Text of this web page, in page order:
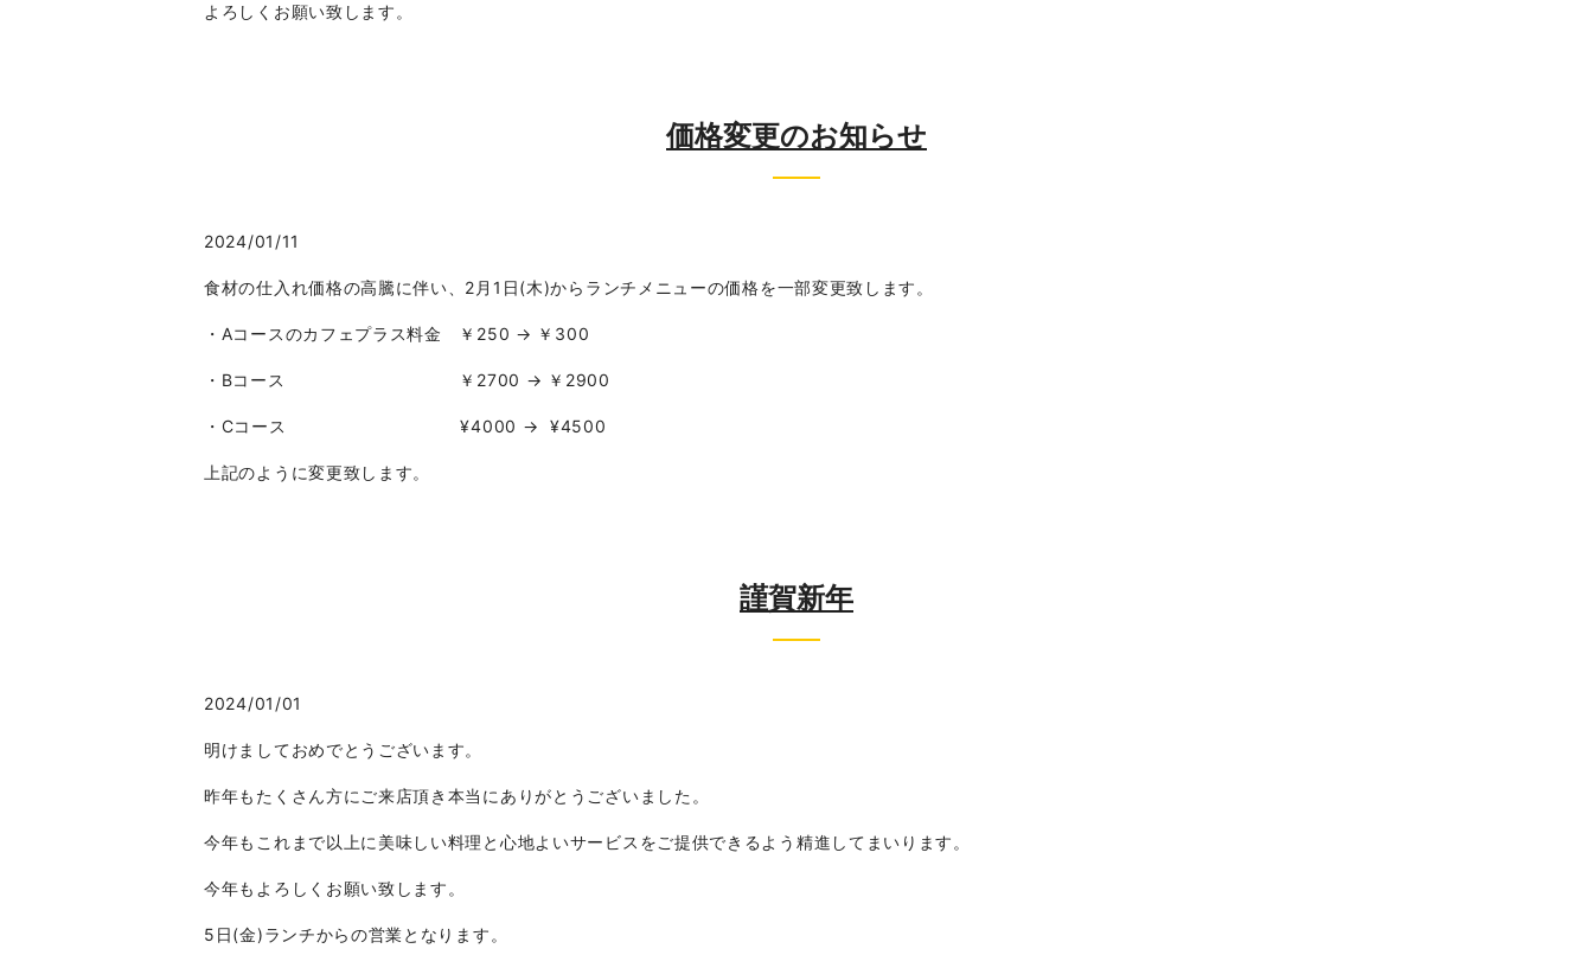
よろしくお願い致します。
価格変更のお知らせ
2024/01/11
食材の仕入れ価格の高騰に伴い、2月1日(木)からランチメニューの価格を一部変更致します。
・Aコースのカフェプラス料金 ￥250 → ￥300
・Bコース ￥2700 → ￥2900
・Cコース ¥4000 → ¥4500
上記のように変更致します。
謹賀新年
2024/01/01
明けましておめでとうございます。
昨年もたくさん方にご来店頂き本当にありがとうございました。
今年もこれまで以上に美味しい料理と心地よいサービスをご提供できるよう精進してまいります。
今年もよろしくお願い致します。
5日(金)ランチからの営業となります。